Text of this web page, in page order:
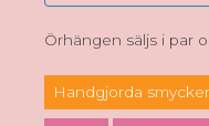
Örhängen säljs i par
Handgjorda